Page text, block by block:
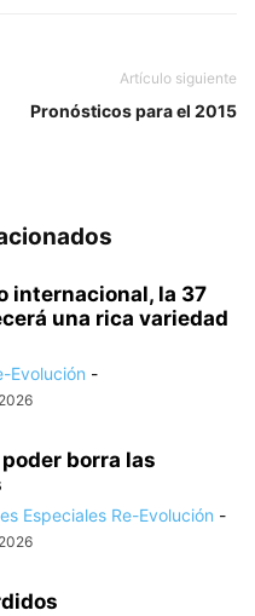
Artículo siguiente
Pronósticos para el 2015
internacional, la 37
una rica variedad
Evolución -
borra las
Especiales Re-Evolución -